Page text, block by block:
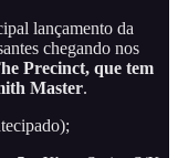
lançamento da
chegando nos
Precinct, que tem
Master.